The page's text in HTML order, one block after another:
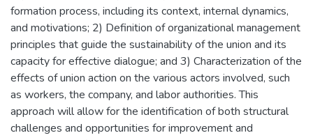
formation process, including its context, internal dynamics,
and motivations; 2) Definition of organizational management
principles that guide the sustainability of the union and its
capacity for effective dialogue; and 3) Characterization of the
effects of union action on the various actors involved, such
as workers, the company, and labor authorities. This
approach will allow for the identification of both structural
challenges and opportunities for improvement and